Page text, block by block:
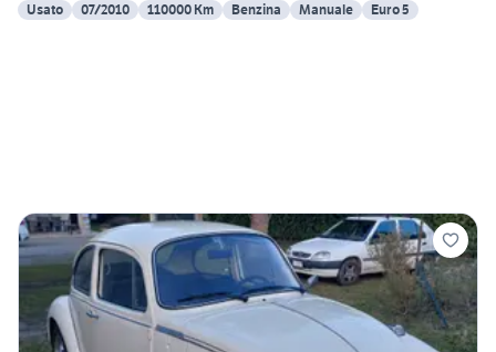
Usato
07/2010 110000 Km Benzina Manuale Euro 5